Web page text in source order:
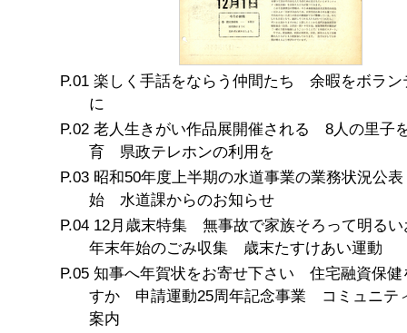
楽しく手話をならう仲間たち 余暇をボラン
に
老人生きがい作品展開催される 8人の里子
育 県政テレホンの利用を
昭和50年度上半期の水道事業の業務状況公
始 水道課からのお知らせ
12月歳末特集 無事故で家族そろって明る
年末年始のごみ収集 歳末たすけあい運動
知事へ年賀状をお寄せ下さい 住宅融資保健
すか 申請運動25周年記念事業 コミュニテ
案内